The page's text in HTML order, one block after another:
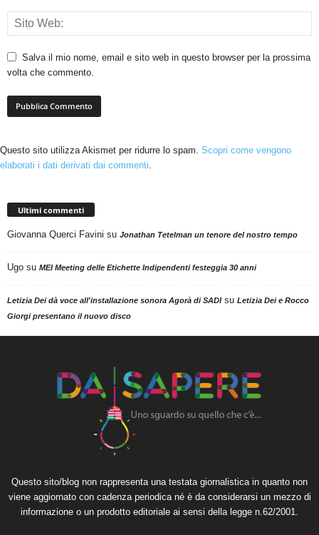
Salva il mio nome, email e sito web in questo browser per la prossima
volta che commento.
Questo sito utilizza Akismet per ridurre lo spam. Scopri come vengono
elaborati i dati derivati dai commenti.
Ultimi commenti
Giovanna Querci Favini su Jonathan Tetelman un tenore del nostro tempo
Ugo su MEI Meeting delle Etichette Indipendenti festeggia 30 anni
Letizia Dei dà voce all'installazione sonora Agorà di SADIsu Letizia Dei e Rocco
Giorgi presentano il nuovo disco
Questo sito/blog non rappresenta una testata giornalistica in quanto non
viene aggiornato con cadenza periodica né è da considerarsi un mezzo di
informazione o un prodotto editoriale ai sensi della legge n.62/2001.